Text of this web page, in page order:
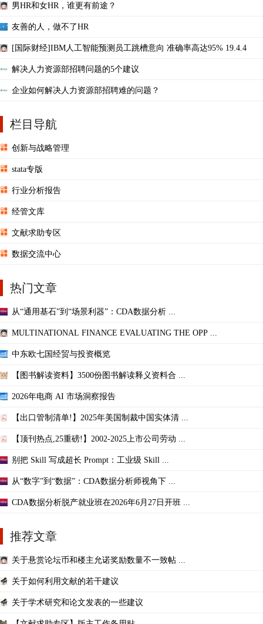
男HR和女HR，谁更有前途？
友善的人，做不了HR
[国际财经]IBM人工智能预测员工跳槽意向 准确率高达95% 19.4.4
解决人力资源部招聘问题的5个建议
企业如何解决人力资源部招聘难的问题？
栏目导航
创新与战略管理
stata专版
行业分析报告
经管文库
文献求助专区
数据交流中心
热门文章
从“通用基石”到“场景利器”：CDA数据分析 ...
MULTINATIONAL FINANCE EVALUATING THE OPP ...
中东欧七国经贸与投资概览
【图书解读资料】3500份图书解读释义资料合 ...
2026年电商 AI 市场洞察报告
【出口管制清单!】2025年美国制裁中国实体清 ...
【顶刊热点,25重磅!】2002-2025上市公司劳动 ...
别把 Skill 写成超长 Prompt：工业级 Skill ...
从“数字”到“数据”：CDA数据分析师视角下 ...
CDA数据分析脱产就业班在2026年6月27日开班 ...
推荐文章
关于悬赏论坛币和楼主允诺奖励数量不一致帖 ...
关于如何利用文献的若干建议
关于学术研究和论文发表的一些建议